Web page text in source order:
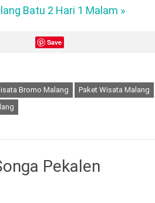
Batu 2 Hari 1 Malam »
Save
Bromo Malang
Paket Wisata Malang
Pekalen